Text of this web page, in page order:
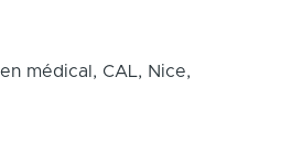
médical, CAL, Nice,